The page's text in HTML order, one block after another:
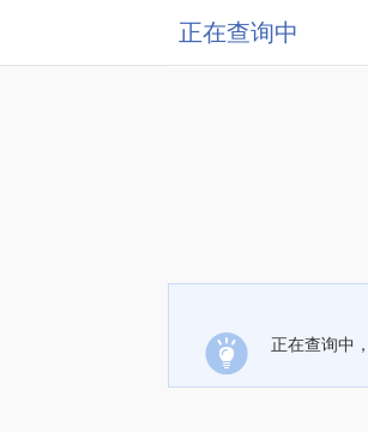
正在查询中
正在查询中